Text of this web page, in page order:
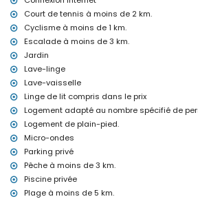
Internet (WiFi)
Fer et planche à repasser
Literie et serviettes
Service de réception et service d'urgence
Baby-foot
Climatisation
Équipements et services avec supplément
Service aéroport
Lit supplémentaire et lit/couchage pour
Divertissements et activités de loisirs pour
Costa Blanca
Cinéma, théâtre, discothèque, bar et
de 5 kilomètres de la maison)
Court de tennis à moins de 2 km.
Cyclisme à moins de 1 km.
Escalade à moins de 3 km.
Jardin
Lave-linge
Lave-vaisselle
Linge de lit compris dans le prix
Logement adapté au nombre spécifié de
Logement de plain-pied.
Micro-ondes
Parking privé
Pêche à moins de 3 km.
Piscine privée
Plage à moins de 5 km.